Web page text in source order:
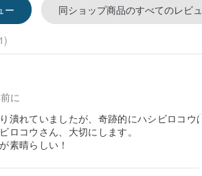
ー 同ショップ商品のすべてのレビ
に
潰れていましたが、奇跡的にハシビロコウ
ロコウさん、大切にします。
素晴らしい！